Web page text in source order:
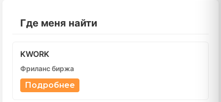
Где меня найти
KWORK
Фриланс биржа
Подробнее